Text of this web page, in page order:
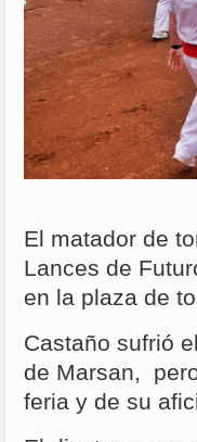
El matador de
Lances de
en la plaza de
Castaño sufrió
de Marsan,
feria y de su